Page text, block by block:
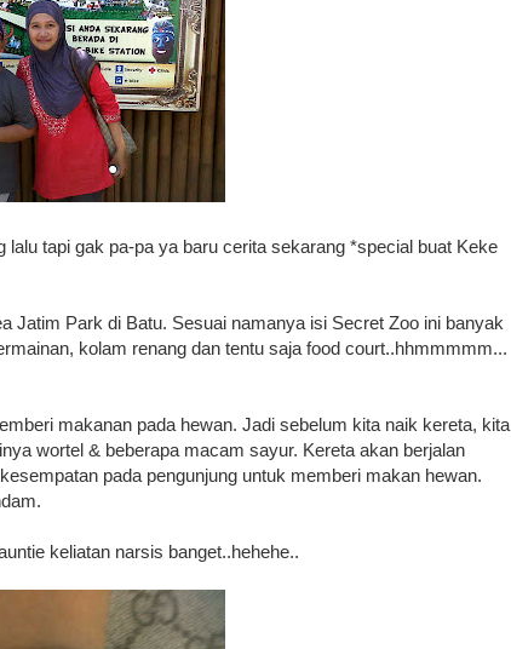
tapi gak pa-pa ya baru cerita sekarang *special buat Keke
Jatim Park di Batu. Sesuai namanya isi Secret Zoo ini banyak
kolam renang dan tentu saja food court..hhmmmmm...
makanan pada hewan. Jadi sebelum kita naik kereta, kita
wortel & beberapa macam sayur. Kereta akan berjalan
pada pengunjung untuk memberi makan hewan.
keliatan narsis banget..hehehe..